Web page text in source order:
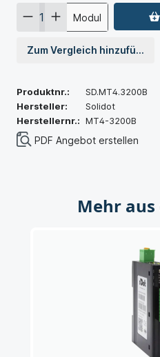
Modul
Zum Vergleich hinzufügen
Produktnr.:
SD.MT4.3200B
Hersteller:
Solidot
Herstellernr.: MT4-3200B
PDF Angebot erstellen
Mehr aus